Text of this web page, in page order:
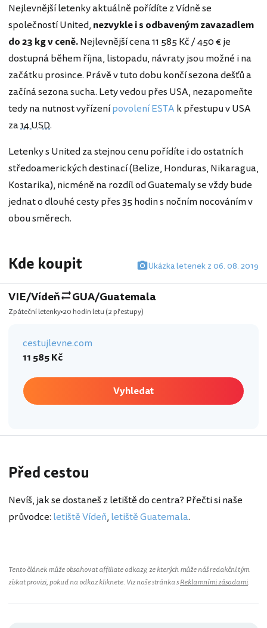
Nejlevnější letenky aktuálně pořídíte z Vídně se
společností United, nezvyklei s odbaveným zavazadlem
do 23 kg v ceně.Nejlevnější cena 11 585 Kč / 450 € je
dostupná během října, listopadu, návraty jsou možné i na
začátku prosince. Právě v tuto dobu končí sezona dešťů a
začíná sezona sucha. Lety vedou přes USA, nezapomeňte
tedy na nutnost vyřízenípovolení ESTA k přestupu v USA
za14 USD.
Letenky s United za stejnou cenu pořídíte i do ostatních
středoamerických destinací (Belize, Honduras, Nikaragua,
Kostarika), nicméně na rozdíl od Guatemaly se vždy bude
jednat o dlouhé cesty přes 35 hodin s nočním nocováním v
obou směrech.
Kde koupit Ukázka letenek z 06. 08. 2019
VIE/Vídeň GUA/Guatemala
Zpáteční letenky 20 hodin letu (2 přestupy)
cestujlevne.com
11 585 Kč
Vyhledat
Před cestou
Nevíš, jak se dostaneš z letiště do centra? Přečti si naše
průvodce: letiště Vídeň, letiště Guatemala.
Tento článek může obsahovat affiliate odkazy, ze kterých může náš redakční tým
získat provizi, pokud na odkaz kliknete. Viz naše stránka sReklamními zásadami.